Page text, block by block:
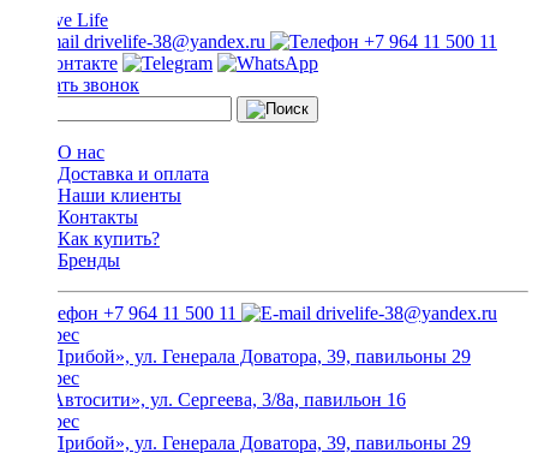
drivelife-38@yandex.ru +7 964 11 500 11
Заказать звонок
О нас
Доставка и оплата
Наши клиенты
Контакты
Как купить?
Бренды
+7 964 11 500 11 drivelife-38@yandex.ru
ТЦ «Прибой», ул. Генерала Доватора, 39, павильоны 29
ТЦ «Автосити», ул. Сергеева, 3/8а, павильон 16
ТЦ «Прибой», ул. Генерала Доватора, 39, павильоны 29